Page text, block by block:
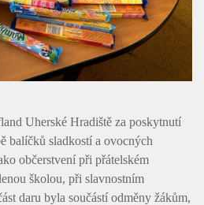
roku
Uherské Hradiště za poskytnutí
balíčků sladkostí a ovocných
občerstvení při přátelském
školou, při slavnostním
daru byla součástí odměny žákům,